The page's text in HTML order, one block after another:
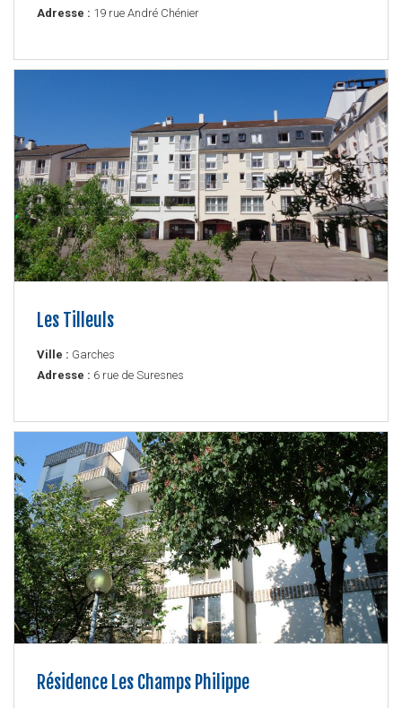
Adresse : 19 rue André Chénier
Les Tilleuls
Ville : Garches
Adresse : 6 rue de Suresnes
Résidence Les Champs Philippe